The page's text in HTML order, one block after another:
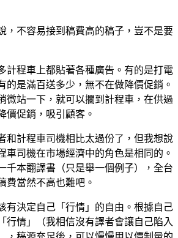
，不容易接到稿費高的稿子，豈不是要
計程車上都貼著各種廣告。有的是打電
的是滿百送多少，無不在做降價促銷。
微站一下，就可以攔到計程車，在供過
價促銷，吸引顧客。
和計程車司機相比太過份了，但我想說
車司機在市場經濟中的角色是相同的。
千本翻譯書（只是舉一個例子），全台
費當然不高也難吧。
有決定自己「行情」的自由。根據自己
行情」（我相信沒有譯者會讓自己陷入